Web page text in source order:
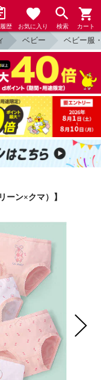
歴 お気に入り 検索 カート
ベビー ベビー服
ーン×クマ）】